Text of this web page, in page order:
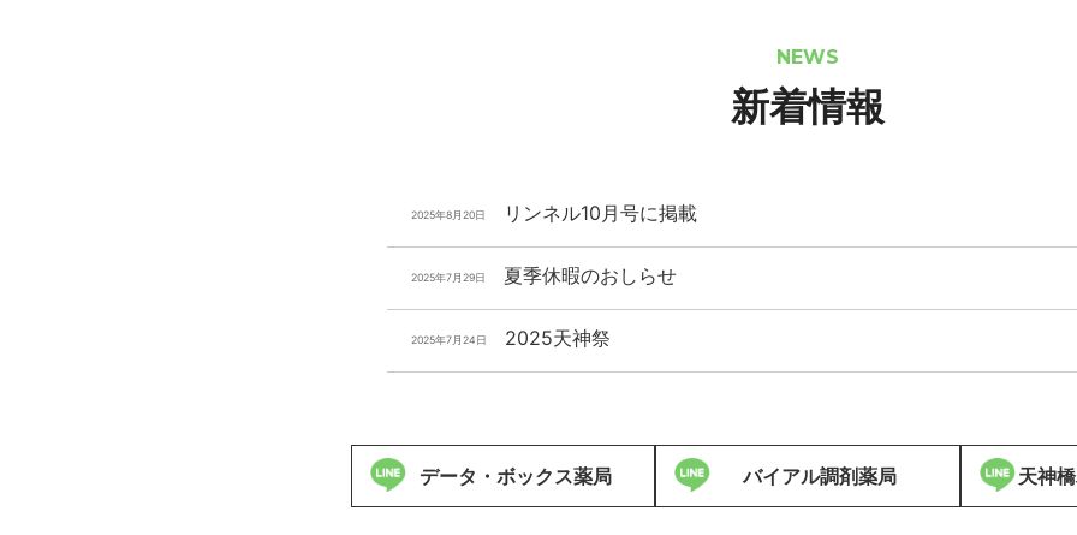
NEWS
新着情報
リンネル10月号に掲載
2025年8月20日
夏季休暇のおしらせ
2025年7月29日
2025天神祭
2025年7月24日
データ・ボックス薬局 バイアル調剤薬局 天神